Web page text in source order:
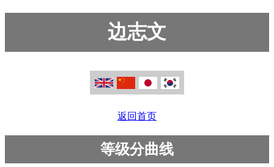
边志文
返回首页
等级分曲线